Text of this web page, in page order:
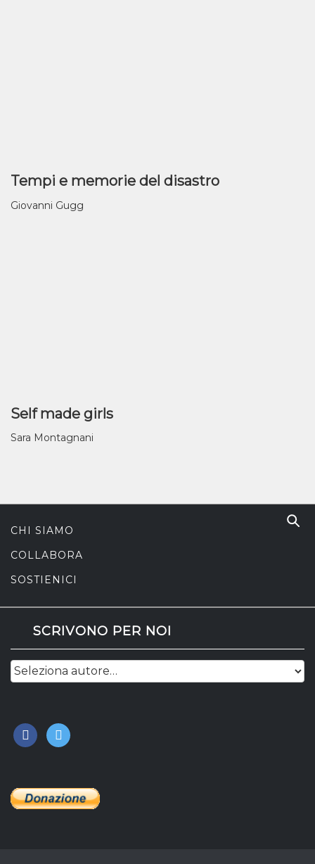
Tempi e memorie del disastro
Giovanni Gugg
Self made girls
Sara Montagnani
CHI SIAMO
COLLABORA
SOSTIENICI
SCRIVONO PER NOI
facebook
twitter